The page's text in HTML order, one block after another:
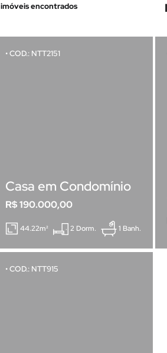
imóveis encontrados
• COD.: NTT2151
Casa em Condomínio
R$ 190.000,00
44.22m² 2 Dorm. 1 Banh.
• COD.: NTT915